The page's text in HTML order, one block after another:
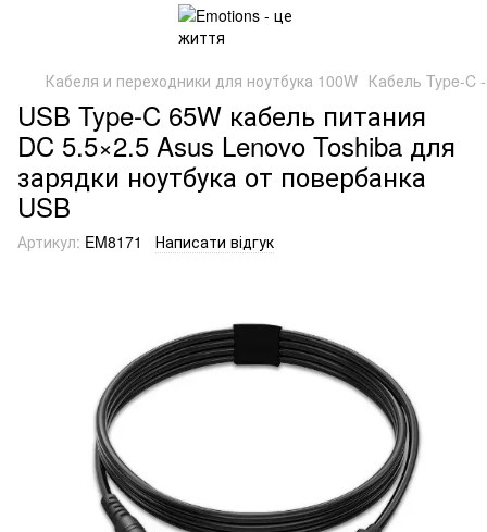
Кабеля и переходники для ноутбука 100W Кабель Type-C
USB Type-C 65W кабель питания
DC 5.5×2.5 Asus Lenovo Toshiba для
зарядки ноутбука от повербанка
USB
Артикул: EM8171 Написати відгук